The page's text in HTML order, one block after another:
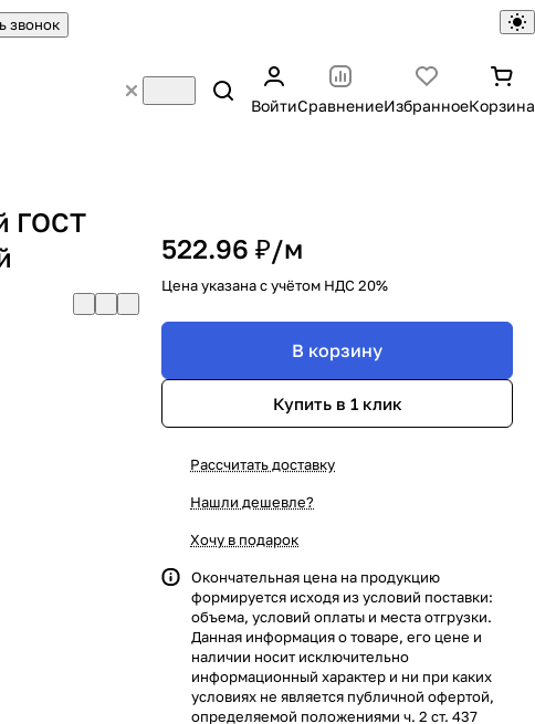
звонок
ВойтиСравнениеИзбранноеКорзина
ГОСТ
522.96 ₽/м
Цена указана с учётом НДС 20%
В корзину
Купить в 1 клик
Рассчитать доставку
Нашли дешевле?
Хочу в подарок
Окончательная цена на продукцию
формируется исходя из условий поставки:
объема, условий оплаты и места отгрузки.
Данная информация о товаре, его цене и
наличии носит исключительно
информационный характер и ни при каких
условиях не является публичной офертой,
определяемой положениями ч. 2 ст. 437